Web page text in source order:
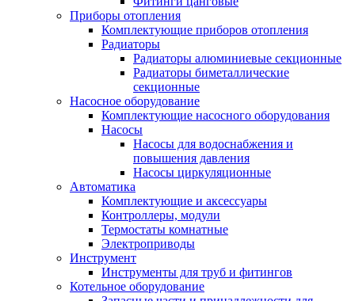
Приборы отопления
Комплектующие приборов отопления
Радиаторы
Радиаторы алюминиевые секционные
Радиаторы биметаллические
секционные
Насосное оборудование
Комплектующие насосного оборудования
Насосы
Насосы для водоснабжения и
повышения давления
Насосы циркуляционные
Автоматика
Комплектующие и аксессуары
Контроллеры, модули
Термостаты комнатные
Электроприводы
Инструмент
Инструменты для труб и фитингов
Котельное оборудование